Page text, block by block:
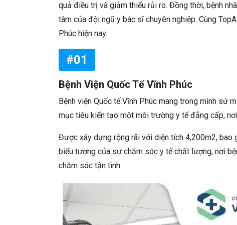
quả điều trị và giảm thiểu rủi ro. Đồng thời, bệnh
tâm của đội ngũ y bác sĩ chuyên nghiệp. Cùng
Phúc hiện nay.
#01
Bệnh Viện Quốc Tế Vĩnh Phúc
Bệnh viện Quốc tế Vĩnh Phúc mang trong mình sứ
mục tiêu kiến tạo một môi trường y tế đẳng cấp, nơi
Được xây dựng rộng rãi với diện tích 4,200m2, bao
biểu tượng của sự chăm sóc y tế chất lượng, nơi
chăm sóc tận tình.